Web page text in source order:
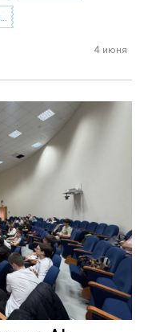
Московский институт электроники и математики им. А.Н. Тихонова
4 июня